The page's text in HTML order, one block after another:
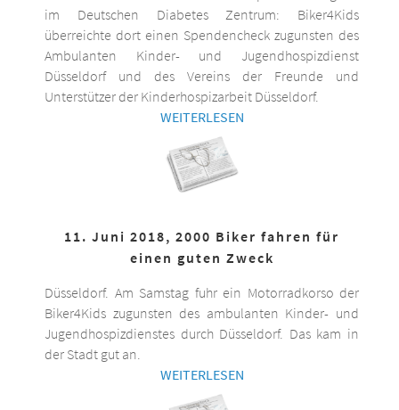
im Deutschen Diabetes Zentrum: Biker4Kids
überreichte dort einen Spendencheck zugunsten des
Ambulanten Kinder- und Jugendhospizdienst
Düsseldorf und des Vereins der Freunde und
Unterstützer der Kinderhospizarbeit Düsseldorf.
WEITERLESEN
11. Juni 2018, 2000 Biker fahren für
einen guten Zweck
Düsseldorf. Am Samstag fuhr ein Motorradkorso der
Biker4Kids zugunsten des ambulanten Kinder- und
Jugendhospizdienstes durch Düsseldorf. Das kam in
der Stadt gut an.
WEITERLESEN